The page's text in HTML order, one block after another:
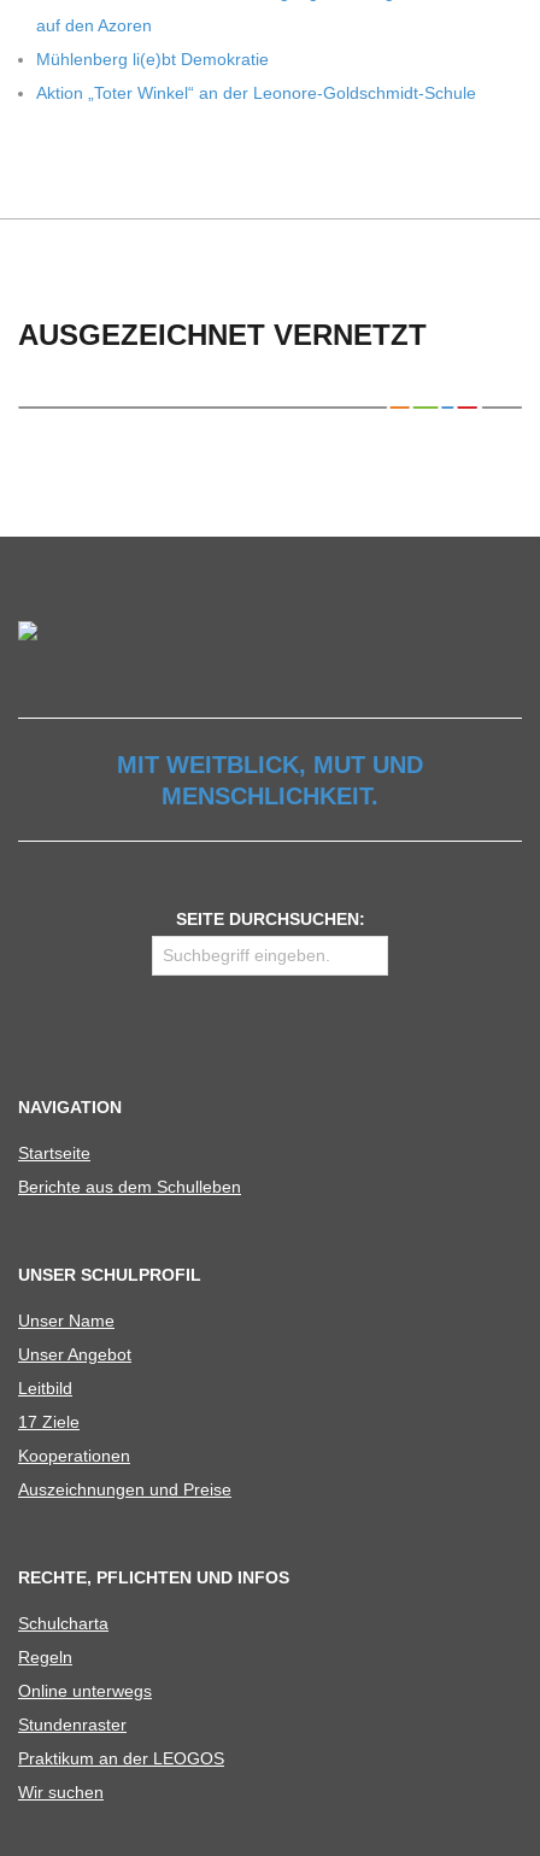
auf den Azoren
Müh­len­berg li(e)bt Demokratie
Aktion „Toter Win­kel“ an der Leonore-Goldschmidt-Schule
AUSGEZEICHNET VERNETZT
MIT WEITBLICK, MUT UND
MENSCHLICHKEIT.
SEITE DURCHSUCHEN:
NAVIGATION
Start­seite
Berichte aus dem Schulleben
UNSER SCHULPROFIL
Unser Name
Unser Ange­bot
Leit­bild
17 Ziele
Koope­ra­tio­nen
Aus­zeich­nun­gen und Preise
RECHTE, PFLICHTEN UND INFOS
Schul­charta
Regeln
Online unter­wegs
Stun­den­ras­ter
Prak­ti­kum an der LEOGOS
Wir suchen